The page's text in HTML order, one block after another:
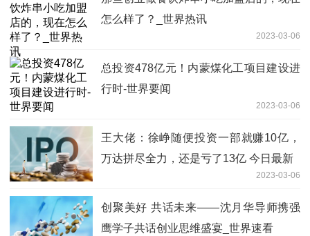
怎么样了？_世界热讯
2023-03-06
总投资478亿元！内蒙煤化工项目建设进
行时-世界要闻
2023-03-06
王大佬：徐峥随便投资一部就赚10亿，
万达拼尽全力，还是亏了13亿 今日最新
2023-03-06
创聚美好 共话未来——沈月华导师携强
鹰学子共话创业思维盛宴_世界速看